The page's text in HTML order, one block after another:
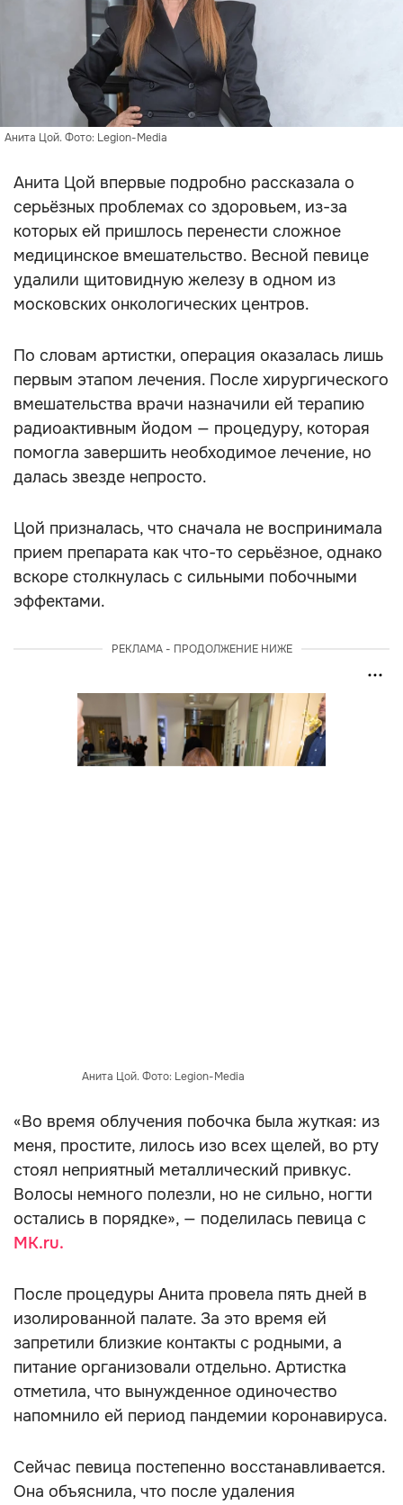
Анита Цой. Фото: Legion-Media
Анита Цой впервые подробно рассказала о
серьёзных проблемах со здоровьем, из-за
которых ей пришлось перенести сложное
медицинское вмешательство. Весной певице
удалили щитовидную железу в одном из
московских онкологических центров.
По словам артистки, операция оказалась лишь
первым этапом лечения. После хирургического
вмешательства врачи назначили ей терапию
радиоактивным йодом — процедуру, которая
помогла завершить необходимое лечение, но
далась звезде непросто.
Цой призналась, что сначала не воспринимала
прием препарата как что-то серьёзное, однако
вскоре столкнулась с сильными побочными
эффектами.
РЕКЛАМА - ПРОДОЛЖЕНИЕ НИЖЕ
Анита Цой. Фото: Legion-Media
«Во время облучения побочка была жуткая: из
меня, простите, лилось изо всех щелей, во рту
стоял неприятный металлический привкус.
Волосы немного полезли, но не сильно, ногти
остались в порядке», — поделилась певица с
MK.ru.
После процедуры Анита провела пять дней в
изолированной палате. За это время ей
запретили близкие контакты с родными, а
питание организовали отдельно. Артистка
отметила, что вынужденное одиночество
напомнило ей период пандемии коронавируса.
Сейчас певица постепенно восстанавливается.
Она объяснила, что после удаления